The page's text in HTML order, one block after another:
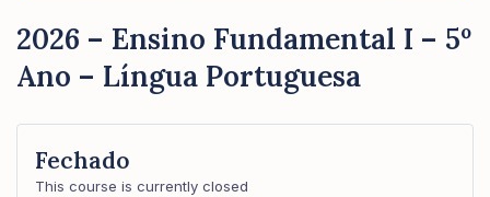
2026 – Ensino Fundamental I – 5º
Ano – Língua Portuguesa
Fechado
This course is currently closed